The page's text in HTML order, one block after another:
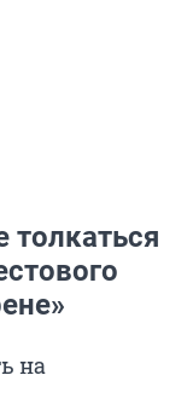
толкаться
на